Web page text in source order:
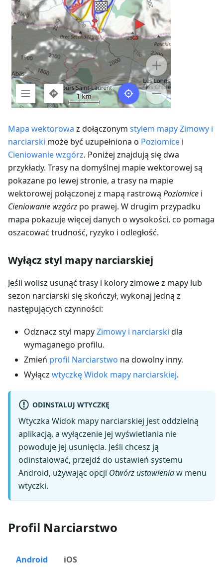
Mapa wektorowa z dołączonym stylem mapy Zimowy i
narciarski może być uzupełniona o Poziomice i
Cieniowanie wzgórz. Poniżej znajdują się dwa
przykłady. Trasy na domyślnej mapie wektorowej są
pokazane po lewej stronie, a trasy na mapie
wektorowej połączonej z mapą rastrową Poziomice i
Cieniowanie wzgórz po prawej. W drugim przypadku
mapa pokazuje więcej danych o wysokości, co pomaga
oszacować trudność, ryzyko i odległość.
Wyłącz styl mapy narciarskiej
Jeśli wolisz usunąć trasy i kolory zimowe z mapy lub
sezon narciarski się skończył, wykonaj jedną z
następujących czynności:
Odznacz styl mapyZimowy i narciarski dla
wymaganego profilu.
Zmień profil Narciarstwo na dowolny inny.
Wyłącz wtyczkę Widok mapy narciarskiej.
ODINSTALUJ WTYCZKĘ
Wtyczka Widok mapy narciarskiej jest oddzielną
aplikacją, a wyłączenie jej wyświetlania nie
powoduje jej usunięcia. Jeśli chcesz ją
odinstalować, przejdź do ustawień systemu
Android, używając opcji Otwórz ustawieniaw menu
wtyczki.
Profil Narciarstwo
Android iOS